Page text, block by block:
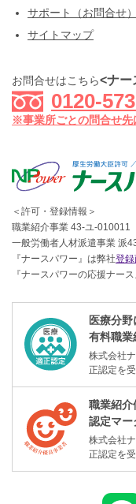
サポート（お問合せ）
サイトマップ
お問合せはこちら<ナー
0120-
※事業所ごとの問合せ先
＜許可・登録情報＞
職業紹介事業 43-ユ-010011
一般労働者人材派遣事業 派
『ナースパワー』は弊社登
『ナースパワーの応援ナー
医療分
有料職業
株式会社
正認定を
職業紹介
認定マー
株式会社
正認定を